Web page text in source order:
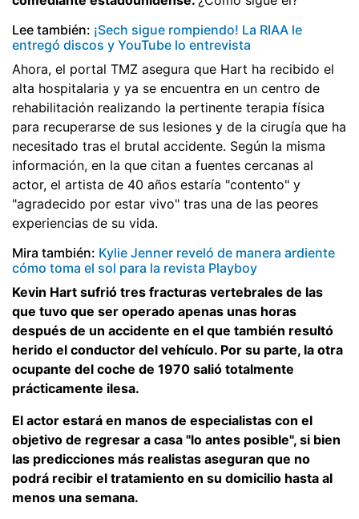
Lee también: ¡Sech sigue rompiendo! La RIAA le
entregó discos y YouTube lo entrevista
Ahora, el portal TMZ asegura que Hart ha recibido el
alta hospitalaria y ya se encuentra en un centro de
rehabilitación realizando la pertinente terapia física
para recuperarse de sus lesiones y de la cirugía que ha
necesitado tras el brutal accidente. Según la misma
información, en la que citan a fuentes cercanas al
actor, el artista de 40 años estaría "contento" y
"agradecido por estar vivo" tras una de las peores
experiencias de su vida.
Mira también: Kylie Jenner reveló de manera ardiente
cómo toma el sol para la revista Playboy
Kevin Hart sufrió tres fracturas vertebrales de las
que tuvo que ser operado apenas unas horas
después de un accidente en el que también resultó
herido el conductor del vehículo. Por su parte, la otra
ocupante del coche de 1970 salió totalmente
prácticamente ilesa.
El actor estará en manos de especialistas con el
objetivo de regresar a casa "lo antes posible", si bien
las predicciones más realistas aseguran que no
podrá recibir el tratamiento en su domicilio hasta al
menos una semana.